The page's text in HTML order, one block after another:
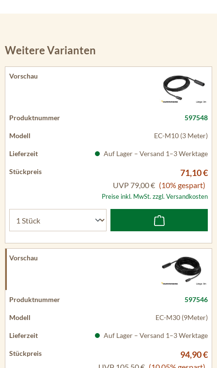
Weitere Varianten
597548
EC-M10 (3 Meter)
Auf Lager – Versand 1–3 Werktage
71,10 €
UVP 79,00 € (10% gespart)
Preise inkl. MwSt. zzgl. Versandkosten
597546
EC-M30 (9Meter)
Auf Lager – Versand 1–3 Werktage
94,90 €